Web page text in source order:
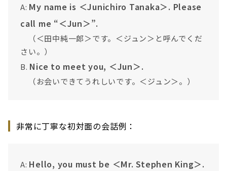
A: My name is ＜Junichiro Tanaka＞. Please
call me “＜Jun＞”.
（＜田中純一郎＞です。＜ジュン＞と呼んでくだ
さい。）
B. Nice to meet you, ＜Jun＞.
（お会いできてうれしいです。＜ジュン＞。）
非常に丁寧な初対面の会話例：
A: Hello, you must be ＜Mr. Stephen King＞.